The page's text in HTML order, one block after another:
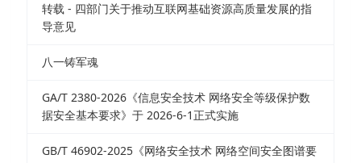
转载 - 四部门关于推动互联网基础资源高质量发展的指
导意见
八一铸军魂
GA/T 2380-2026《信息安全技术 网络安全等级保护数
据安全基本要求》于 2026-6-1正式实施
GB/T 46902-2025《网络安全技术 网络空间安全图谱要